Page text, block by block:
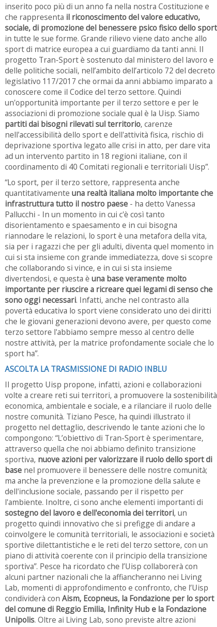
inserito poco più di un anno fa nella nostra Costituzione e
che rappresenta il riconoscimento del valore educativo,
sociale, di promozione del benessere psico fisico dello sport
in tutte le sue forme. Grande rilievo viene dato anche allo
sport di matrice europea a cui guardiamo da tanti anni. Il
progetto Tran-Sport è sostenuto dal ministero del lavoro e
delle politiche sociali, nell’ambito dell’articolo 72 del decreto
legislativo 117/2017 che ormai da anni abbiamo imparato a
conoscere come il Codice del terzo settore. Quindi
un'opportunità importante per il terzo settore e per le
associazioni di promozione sociale qual è la Uisp. Siamo
partiti dai bisogni rilevati sul territorio, carenze
nell'accessibilità dello sport e dell'attività fisica, rischio di
deprivazione sportiva legato alle crisi in atto, per dare vita
ad un intervento partito in 18 regioni italiane, con il
coordinamento di 40 Comitati regionali e territoriali Uisp”.
“Lo sport, per il terzo settore, rappresenta anche
quantitativamente una realtà italiana molto importante che
infrastruttura tutto il nostro paese - ha detto Vanessa
Pallucchi - In un momento in cui c'è così tanto
disorientamento e spaesamento e in cui bisogna
riannodare le relazioni, lo sport è una metafora della vita,
sia per i ragazzi che per gli adulti, diventa quel momento in
cui si sta insieme con grande immediatezza, dove si scopre
che collaborando si vince, e in cui si sta insieme
divertendosi, e questa è una base veramente molto
importante per riuscire a ricreare quei legami di senso che
sono oggi necessari. Infatti, anche nel contrasto alla
povertà educativa lo sport viene considerato uno dei diritti
che le giovani generazioni devono avere, per questo come
terzo settore l'abbiamo sempre messo al centro delle
nostre attività, per la matrice profondamente sociale che lo
sport ha”.
ASCOLTA LA TRASMISSIONE DI RADIO INBLU
Il progetto Uisp propone, infatti, azioni e collaborazioni
volte a creare reti sui territori, a promuovere la sostenibilità
economica, ambientale e sociale, e a rilanciare il ruolo delle
nostre comunità. Tiziano Pesce, ha quindi illustrato il
progetto nel dettaglio, descrivendo le tante azioni che lo
compongono: “L’obiettivo di Tran-Sport è sperimentare,
attraverso quella che noi abbiamo definito transizione
sportiva, nuove azioni per valorizzare il ruolo dello sport di
base nel promuovere il benessere delle nostre comunità;
ma anche la prevenzione e la promozione della salute e
dell'inclusione sociale, passando per il rispetto per
l'ambiente. Inoltre, ci sono anche elementi importanti di
sostegno del lavoro e dell'economia dei territori, un
progetto quindi innovativo che si prefigge di andare a
coinvolgere le comunità territoriali, le associazioni e società
sportive dilettantistiche e le reti del terzo settore, con un
piano di attività coerente con il principio della transizione
sportiva”. Pesce ha ricordato che l’Uisp collaborerà con
alcuni partner nazionali che la affiancheranno nei Living
Lab, momenti di approfondimento e confronto, che l’Uisp
condividerà con Aism, Ecopneus, la Fondazione per lo sport
del comune di Reggio Emilia, Infinity Hub e la Fondazione
Unipolis. Oltre ai Living Lab, sono previste altre azioni